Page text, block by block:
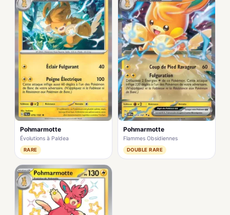
Pohmarmotte
Évolutions à Paldea
RARE
Pohmarmotte
Flammes Obsidiennes
DOUBLE RARE